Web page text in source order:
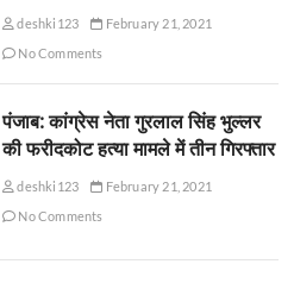
deshki123
February 21, 2021
No Comments
पंजाब: कांग्रेस नेता गुरलाल सिंह भुल्लर
की फरीदकोट हत्या मामले में तीन गिरफ्तार
deshki123
February 21, 2021
No Comments